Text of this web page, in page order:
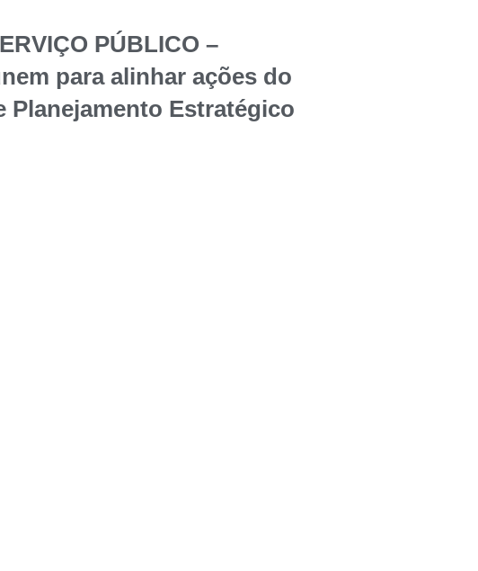
PÚBLICO –
para alinhar ações do
Planejamento Estratégico